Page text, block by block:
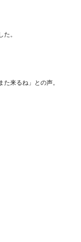
。
来るね」との声。